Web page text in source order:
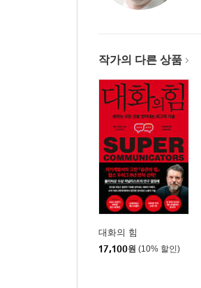
작가의 다른 상품
대화의 힘
17,100원 (10% 할인)